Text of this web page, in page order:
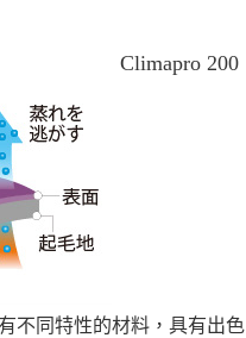
Climapro 200
不同特性的材料，具有出